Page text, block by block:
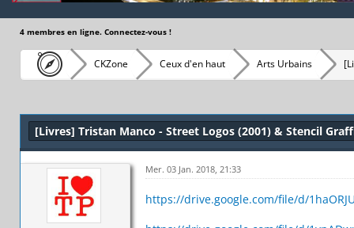
4 membres en ligne. Connectez-vous !
CKZone Ceux d'en haut Arts Urbains
[Livres] Tristan Manco - Street Logos (2001) & Stencil
Mer. 03 Jan. 2018, 21:33
https://drive.google.com/file/d/